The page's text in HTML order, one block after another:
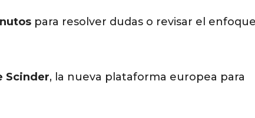
para resolver dudas o revisar el
Scinder, la nueva plataforma europea para